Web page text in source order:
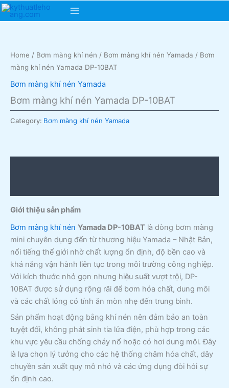
Skip
Main
Home / Bơm màng khí nén / Bơm màng khí nén Yamada / Bơm
màng khí nén Yamada DP-10BAT
Bơm màng khí nén Yamada
Bơm màng khí nén Yamada DP-10BAT
Category: Bơm màng khí nén Yamada
Giới thiệu sản phẩm
Bơm màng khí nén Yamada DP-10BAT là dòng bơm màng
mini chuyên dụng đến từ thương hiệu Yamada – Nhật Bản,
nổi tiếng thế giới nhờ chất lượng ổn định, độ bền cao và
khả năng vận hành liên tục trong môi trường công nghiệp.
Với kích thước nhỏ gọn nhưng hiệu suất vượt trội, DP-
10BAT được sử dụng rộng rãi để bơm hóa chất, dung môi
và các chất lỏng có tính ăn mòn nhẹ đến trung bình.
Sản phẩm hoạt động bằng khí nén nên đảm bảo an toàn
tuyệt đối, không phát sinh tia lửa điện, phù hợp trong các
khu vực yêu cầu chống cháy nổ hoặc có hơi dung môi. Đây
là lựa chọn lý tưởng cho các hệ thống châm hóa chất, dây
chuyền sản xuất quy mô nhỏ và các ứng dụng đòi hỏi sự
ổn định cao.